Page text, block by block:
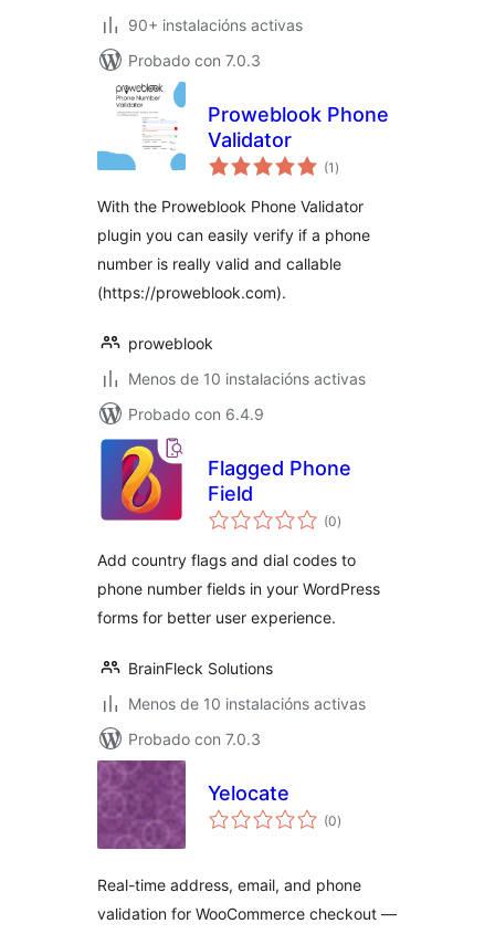
90+ instalacións activas
Probado con 7.0.3
Proweblook Phone
Validator
(1 valoracións
totais
)
With the Proweblook Phone Validator
plugin you can easily verify if a phone
number is really valid and callable
(https://proweblook.com).
proweblook
Menos de 10 instalacións activas
Probado con 6.4.9
Flagged Phone
Field
(0valoracións
totais
)
Add country flags and dial codes to
phone number fields in your WordPress
forms for better user experience.
BrainFleck Solutions
Menos de 10 instalacións activas
Probado con 7.0.3
Yelocate
(0valoracións
totais
)
Real-time address, email, and phone
validation for WooCommerce checkout —